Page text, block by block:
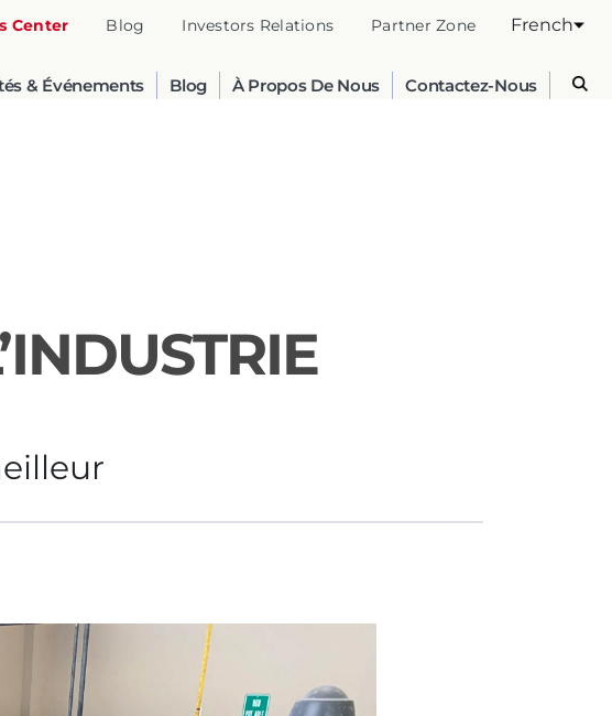
Center Blog Investors Relations Partner Zone French
& Événements Blog À Propos De Nous Contactez-Nous
Australia